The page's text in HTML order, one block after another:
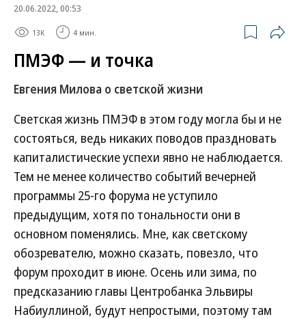
20.06.2022, 00:53
13K 4 мин.
ПМЭФ — и точка
Евгения Милова о светской жизни
Светская жизнь ПМЭФ в этом году могла бы и не
состояться, ведь никаких поводов праздновать
капиталистические успехи явно не наблюдается.
Тем не менее количество событий вечерней
программы 25-го форума не уступило
предыдущим, хотя по тональности они в
основном поменялись. Мне, как светскому
обозревателю, можно сказать, повезло, что
форум проходит в июне. Осень или зима, по
предсказанию главы Центробанка Эльвиры
Набиуллиной, будут непростыми, поэтому там